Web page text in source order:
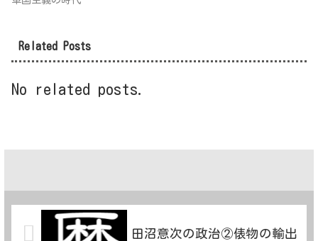
Related Posts
No related posts.
田沼意次の政治②俵物の輸出